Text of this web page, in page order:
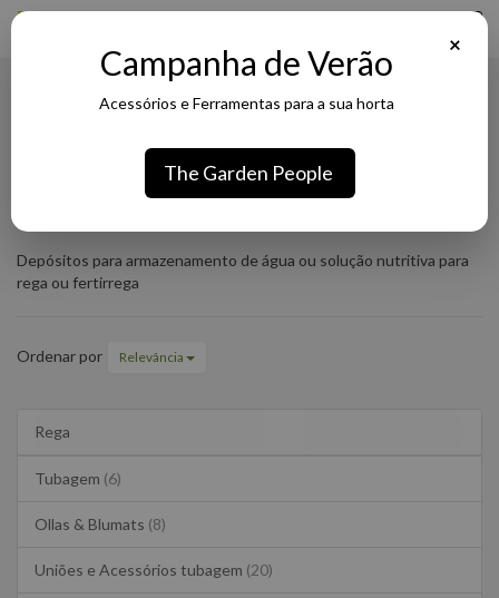
Depósitos de Rega
Depósitos
de
Rega
Depósitos para armazenamento de água ou solução nutritiva para
rega ou fertirrega
Ordenar por Relevância
Rega
Tubagem (6)
Ollas & Blumats (8)
Uniões e Acessórios tubagem (20)
×
Campanha de Verão
Acessórios e Ferramentas para a sua horta
The Garden People